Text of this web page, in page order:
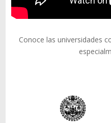
Conoce las universidades